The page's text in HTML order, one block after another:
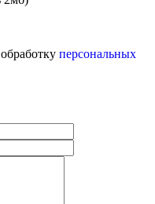
персональных